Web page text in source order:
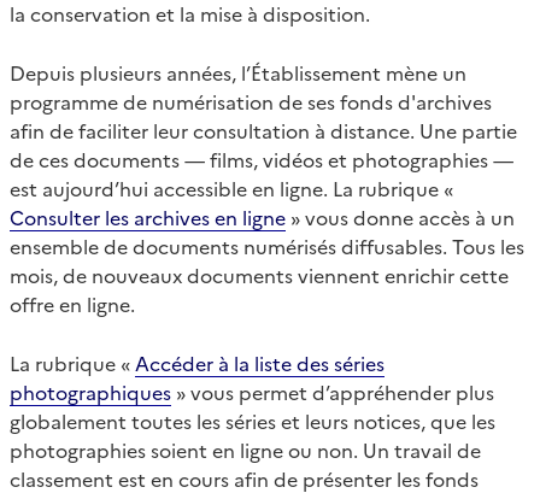
la conservation et la mise à disposition.
Depuis plusieurs années, l’Établissement mène un
programme de numérisation de ses fonds d'archives
afin de faciliter leur consultation à distance. Une partie
de ces documents — films, vidéos et photographies —
est aujourd’hui accessible en ligne. La rubrique «
Consulter les archives en ligne » vous donne accès à un
ensemble de documents numérisés diffusables. Tous les
mois, de nouveaux documents viennent enrichir cette
offre en ligne.
La rubrique « Accéder à la liste des séries
photographiques » vous permet d’appréhender plus
globalement toutes les séries et leurs notices, que les
photographies soient en ligne ou non. Un travail de
classement est en cours afin de présenter les fonds